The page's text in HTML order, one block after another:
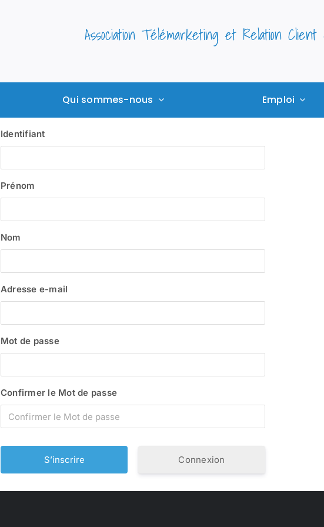
Association Télémarketing et Relation
Qui sommes-nous Emploi
Identifiant
Prénom
Nom
Adresse e-mail
Mot de passe
Confirmer le Mot de passe
Connexion